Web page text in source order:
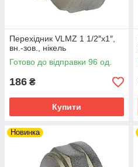
Перехідник VLMZ 1 1/2″х1″,
вн.-зов., нікель
Готово до відправки 96 од.
186 ₴
Купити
Новинка